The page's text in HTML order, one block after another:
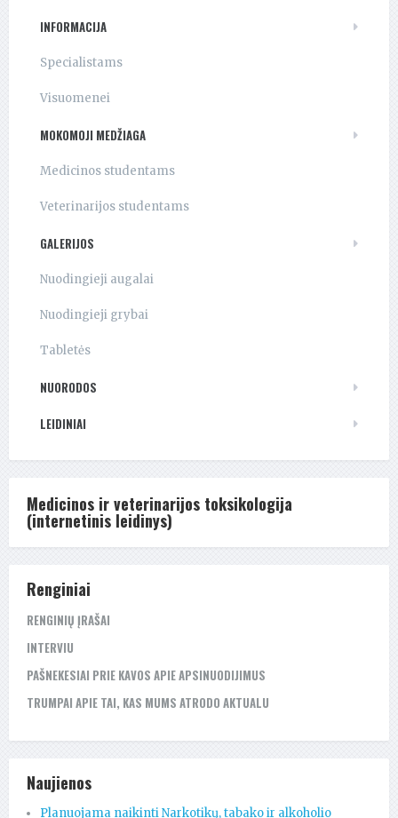
INFORMACIJA
Specialistams
Visuomenei
MOKOMOJI MEDŽIAGA
Medicinos studentams
Veterinarijos studentams
GALERIJOS
Nuodingieji augalai
Nuodingieji grybai
Tabletės
NUORODOS
LEIDINIAI
Medicinos ir veterinarijos toksikologija
(internetinis leidinys)
Renginiai
RENGINIŲ ĮRAŠAI
INTERVIU
PAŠNEKESIAI PRIE KAVOS APIE APSINUODIJIMUS
TRUMPAI APIE TAI, KAS MUMS ATRODO AKTUALU
Naujienos
Planuojama naikinti Narkotikų, tabako ir alkoholio